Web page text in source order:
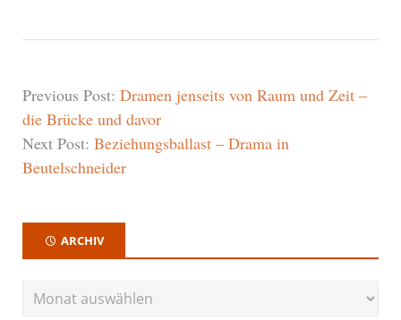
Previous Post: Dramen jenseits von Raum und Zeit –
die Brücke und davor
Next Post: Beziehungsballast – Drama in
Beutelschneider
ARCHIV